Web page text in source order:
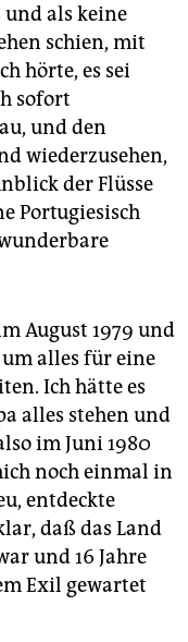
und als keine
schien, mit
hörte, es sei
sofort
und den
wiederzusehen,
der Flüsse
Portugiesisch
August 1979 und
alles für eine
Ich hätte es
alles stehen und
im Juni 1980
noch einmal in
entdeckte
daß das Land
und 16 Jahre
Exil gewartet